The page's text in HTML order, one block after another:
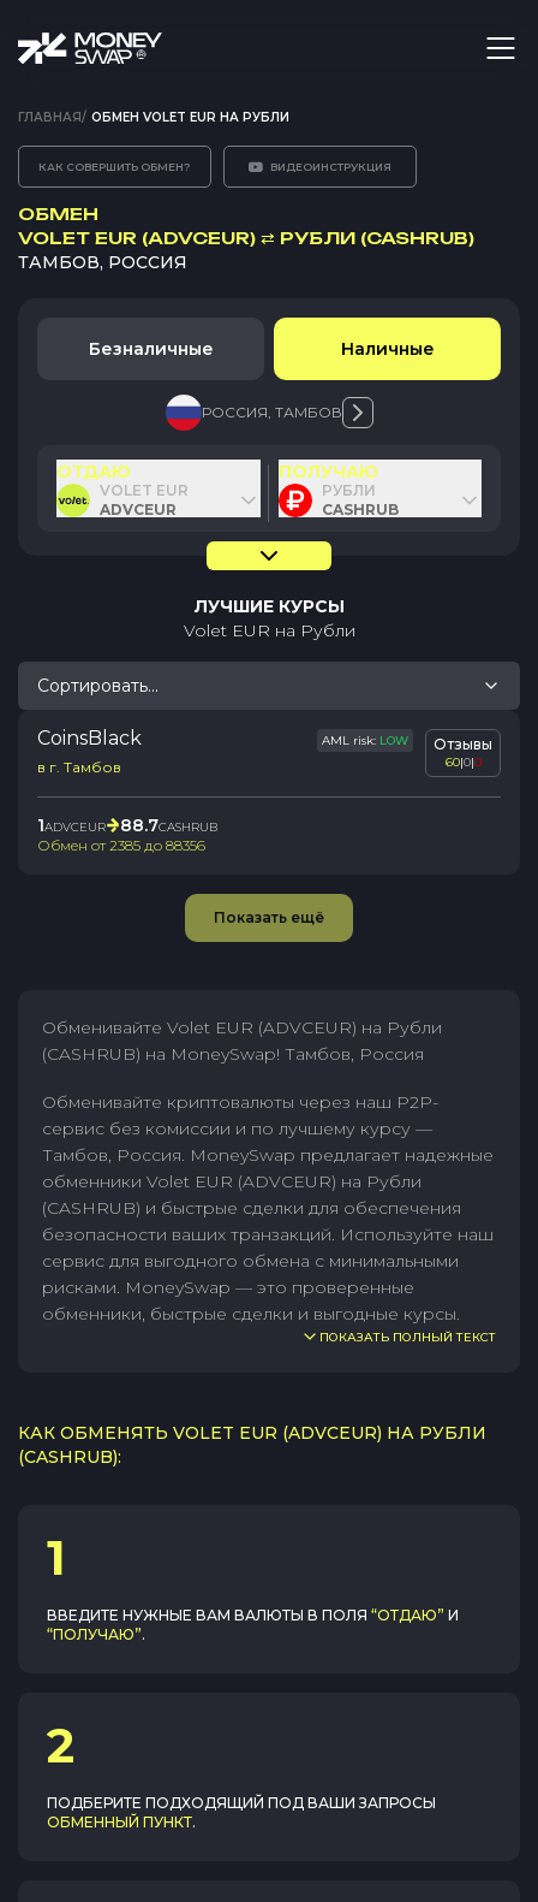
ГЛАВНАЯ/ ОБМЕН VOLET EUR НА РУБЛИ
КАК СОВЕРШИТЬ ОБМЕН? ВИДЕОИНСТРУКЦИЯ
ОБМЕН
VOLET EUR (ADVCEUR) ⇄ РУБЛИ (CASHRUB)
ТАМБОВ, РОССИЯ
Безналичные Наличные
РОССИЯ, ТАМБОВ
ОТДАЮ
VOLET EUR
ADVCEUR
ПОЛУЧАЮ
РУБЛИ
CASHRUB
ЛУЧШИЕ КУРСЫ
Volet EUR на Рубли
Сортировать...
CoinsBlack AML risk: LOW
в г. Тамбов
Отзывы
60|0|0
1ADVCEUR 88.7CASHRUB
Обмен от2385 до 88356
Показать ещё
Обменивайте Volet EUR (ADVCEUR) на Рубли
(CASHRUB) на MoneySwap! Тамбов, Россия
Обменивайте криптовалюты через наш P2P-
сервис без комиссии и по лучшему курсу —
Тамбов, Россия. MoneySwap предлагает надежные
обменники Volet EUR (ADVCEUR) на Рубли
(CASHRUB) и быстрые сделки для обеспечения
безопасности ваших транзакций. Используйте наш
сервис для выгодного обмена с минимальными
рисками. MoneySwap — это проверенные
обменники, быстрые сделки и выгодные курсы.
ПОКАЗАТЬ ПОЛНЫЙ ТЕКСТ
КАК ОБМЕНЯТЬ VOLET EUR (ADVCEUR) НА РУБЛИ
(CASHRUB):
1
ВВЕДИТЕ НУЖНЫЕ ВАМ ВАЛЮТЫ В ПОЛЯ “ОТДАЮ” И
“ПОЛУЧАЮ”.
2
ПОДБЕРИТЕ ПОДХОДЯЩИЙ ПОД ВАШИ ЗАПРОСЫ
ОБМЕННЫЙ ПУНКТ.